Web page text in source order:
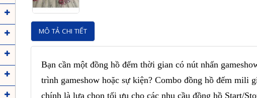
MÔ TẢ CHI TIẾT
Bạn cần một đồng hồ đếm thời gian có nút nhấn
trình gameshow hoặc sự kiện? Combo đồng hồ đếm mili
chính là lựa chọn tối ưu cho các nhu cầu đồng hồ Start/